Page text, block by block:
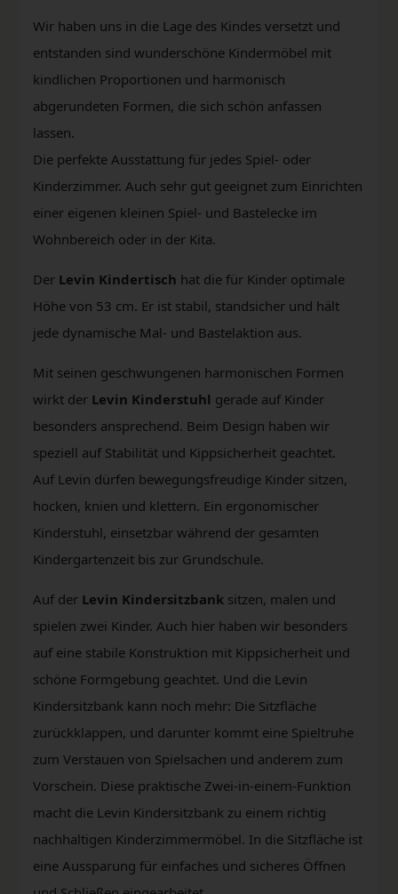
Wir haben uns in die Lage des Kindes versetzt und
entstanden sind wunderschöne Kindermöbel mit
kindlichen Proportionen und harmonisch
abgerundeten Formen, die sich schön anfassen
lassen.
Die perfekte Ausstattung für jedes Spiel- oder
Kinderzimmer. Auch sehr gut geeignet zum Einrichten
einer eigenen kleinen Spiel- und Bastelecke im
Wohnbereich oder in der Kita.
Der Levin Kindertisch hat die für Kinder optimale
Höhe von 53 cm. Er ist stabil, standsicher und hält
jede dynamische Mal- und Bastelaktion aus.
Mit seinen geschwungenen harmonischen Formen
wirkt der Levin Kinderstuhl gerade auf Kinder
besonders ansprechend. Beim Design haben wir
speziell auf Stabilität und Kippsicherheit geachtet.
Auf Levin dürfen bewegungsfreudige Kinder sitzen,
hocken, knien und klettern. Ein ergonomischer
Kinderstuhl, einsetzbar während der gesamten
Kindergartenzeit bis zur Grundschule.
Auf der Levin Kindersitzbank sitzen, malen und
spielen zwei Kinder. Auch hier haben wir besonders
auf eine stabile Konstruktion mit Kippsicherheit und
schöne Formgebung geachtet. Und die Levin
Kindersitzbank kann noch mehr: Die Sitzfläche
zurückklappen, und darunter kommt eine Spieltruhe
zum Verstauen von Spielsachen und anderem zum
Vorschein. Diese praktische Zwei-in-einem-Funktion
macht die Levin Kindersitzbank zu einem richtig
nachhaltigen Kinderzimmermöbel. In die Sitzfläche ist
eine Aussparung für einfaches und sicheres Öffnen